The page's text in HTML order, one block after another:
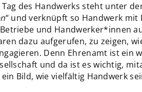
des Handwerks steht unter
“ und verknüpft so Handwerk mit
und Handwerker*innen
dazu aufgerufen, zu zeigen,
Denn Ehrenamt ist ein
und da ist es wichtig,
Bild, wie vielfältig Handwerk